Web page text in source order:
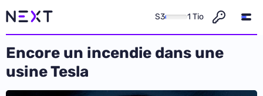
S3 1 Tio
Encore un incendie dans une
usine Tesla